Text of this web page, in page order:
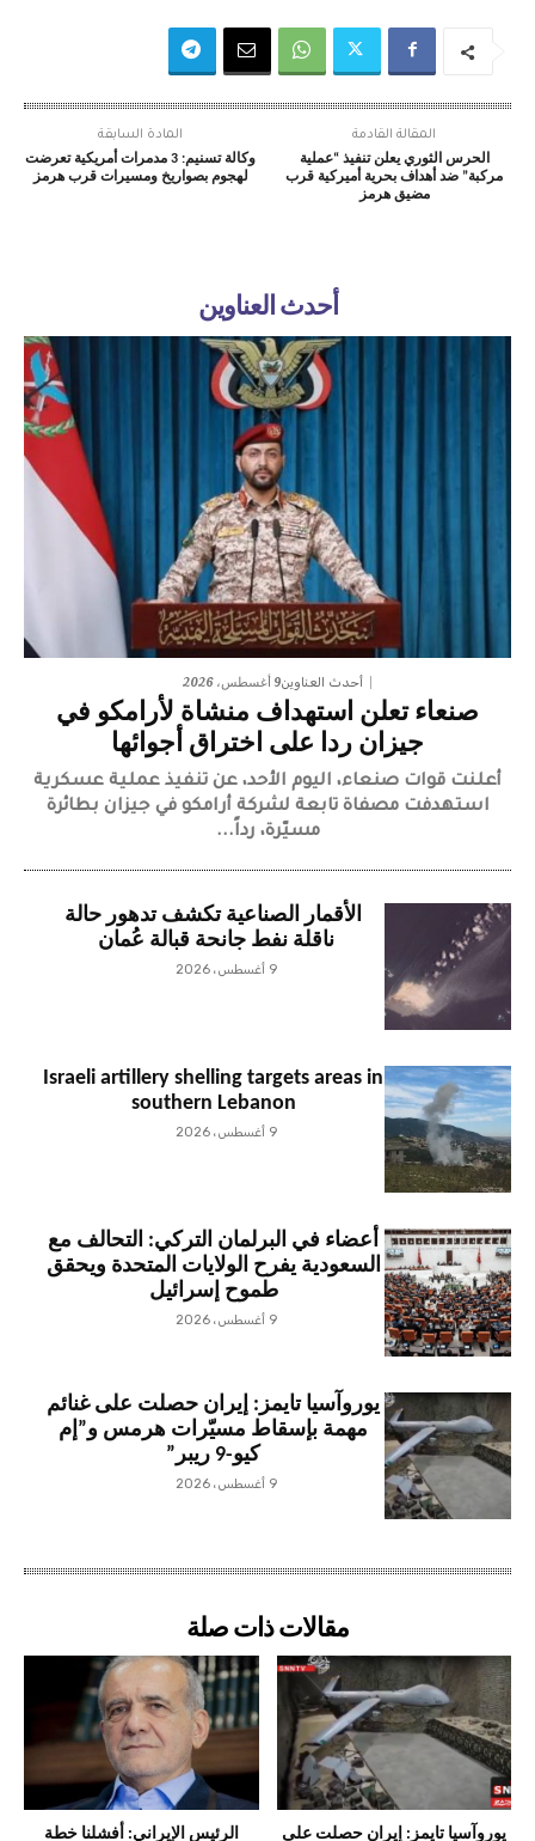
المادة السابقة
وكالة تسنيم: 3 مدمرات أمريكية تعرضت
لهجوم بصواريخ ومسيرات قرب هرمز
المقالة القادمة
الحرس الثوري يعلن تنفيذ “عملية
مركبة” ضد أهداف بحرية أميركية قرب
مضيق هرمز
أحدث العناوين
أحدث العناوين9 أغسطس، 2026
صنعاء تعلن استهداف منشاة لأرامكو في
جيزان ردا على اختراق أجوائها
أعلنت قوات صنعاء، اليوم الأحد، عن تنفيذ عملية عسكرية
استهدفت مصفاة تابعة لشركة أرامكو في جيزان بطائرة
مسيّرة، رداً...
الأقمار الصناعية تكشف تدهور حالة
ناقلة نفط جانحة قبالة عُمان
9 أغسطس، 2026
Israeli artillery shelling targets areas in
southern Lebanon
9 أغسطس، 2026
أعضاء في البرلمان التركي: التحالف مع
السعودية يفرح الولايات المتحدة ويحقق
طموح إسرائيل
9 أغسطس، 2026
يوروآسيا تايمز: إيران حصلت على غنائم
مهمة بإسقاط مسيّرات هرمس و”إم
كيو-9 ريبر”
9 أغسطس، 2026
مقالات ذات صلة
يوروآسيا تايمز: إيران حصلت على الرئيس الإيراني: أفشلنا خطة